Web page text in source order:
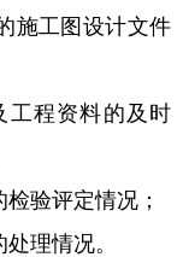
工图设计文件
程资料的及时
验评定情况；
理情况。